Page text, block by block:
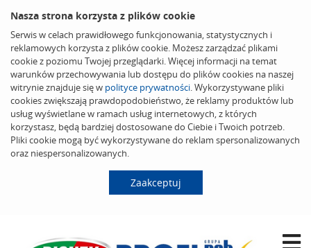
Nasza strona korzysta z plików cookie
Serwis w celach prawidłowego funkcjonowania, statystycznych i
reklamowych korzysta z plików cookie. Możesz zarządzać plikami
cookie z poziomu Twojej przeglądarki. Więcej informacji na temat
warunków przechowywania lub dostępu do plików cookies na naszej
witrynie znajduje się w polityce prywatności. Wykorzystywane pliki
cookies zwiększają prawdopodobieństwo, że reklamy produktów lub
usług wyświetlane w ramach usług internetowych, z których
korzystasz, będą bardziej dostosowane do Ciebie i Twoich potrzeb.
Pliki cookie mogą być wykorzystywane do reklam spersonalizowanych
oraz niespersonalizowanych.
Zaakceptuj